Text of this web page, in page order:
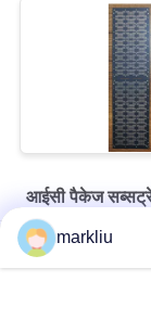
आईसी पैकेज
हिताची ब्रांड बीटी
markliu